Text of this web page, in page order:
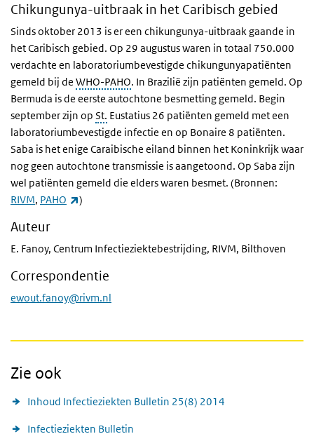
Chikungunya-uitbraak in het Caribisch gebied
Sinds oktober 2013 is er een chikungunya-uitbraak gaande in
het Caribisch gebied. Op 29 augustus waren in totaal 750.000
verdachte en laboratoriumbevestigde chikungunyapatiënten
gemeld bij de WHO-PAHO. In Brazilië zijn patiënten gemeld. Op
Bermuda is de eerste autochtone besmetting gemeld. Begin
september zijn op St. Eustatius 26 patiënten gemeld met een
laboratoriumbevestigde infectie en op Bonaire 8 patiënten.
Saba is het enige Caraibische eiland binnen het Koninkrijk waar
nog geen autochtone transmissie is aangetoond. Op Saba zijn
wel patiënten gemeld die elders waren besmet. (Bronnen:
RIVM, PAHO (externe link)
)
Auteur
E. Fanoy, Centrum Infectieziektebestrijding, RIVM, Bilthoven
Correspondentie
ewout.fanoy@rivm.nl
Zie ook
Inhoud Infectieziekten Bulletin 25(8) 2014
Infectieziekten Bulletin